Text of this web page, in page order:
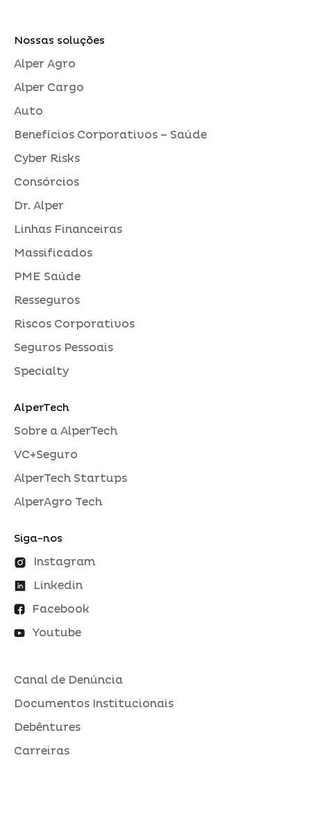
Nossas soluções
Alper Agro
Alper Cargo
Auto
Benefícios Corporativos – Saúde
Cyber Risks
Consórcios
Dr. Alper
Linhas Financeiras
Massificados
PME Saúde
Resseguros
Riscos Corporativos
Seguros Pessoais
Specialty
AlperTech
Sobre a AlperTech
VC+Seguro
AlperTech Startups
AlperAgro Tech
Siga-nos
Instagram
Linkedin
Facebook
Youtube
Canal de Denúncia
Documentos Institucionais
Debêntures
Carreiras